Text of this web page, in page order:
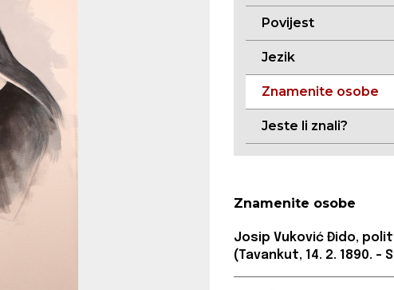
Povijest
Jezik
Znamenite osobe
Jeste li znali?
Znamenite osobe
Josip Vuković Đido,
(Tavankut, 14. 2. 1890. –